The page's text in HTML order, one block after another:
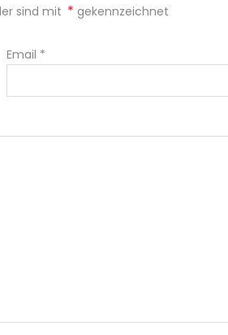
sind mit * gekennzeichnet
Email *